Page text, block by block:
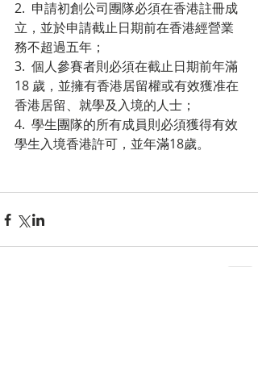
2.  申請初創公司團隊必須在香港註冊成
立，並於申請截止日期前在香港經營業
務不超過五年；
3.  個人參賽者則必須在截止日期前年滿
18 歲，並擁有香港居留權或有效獲准在
香港居留、就學及入境的人士；
4.  學生團隊的所有成員則必須獲得有效
學生入境香港許可，並年滿18歲。